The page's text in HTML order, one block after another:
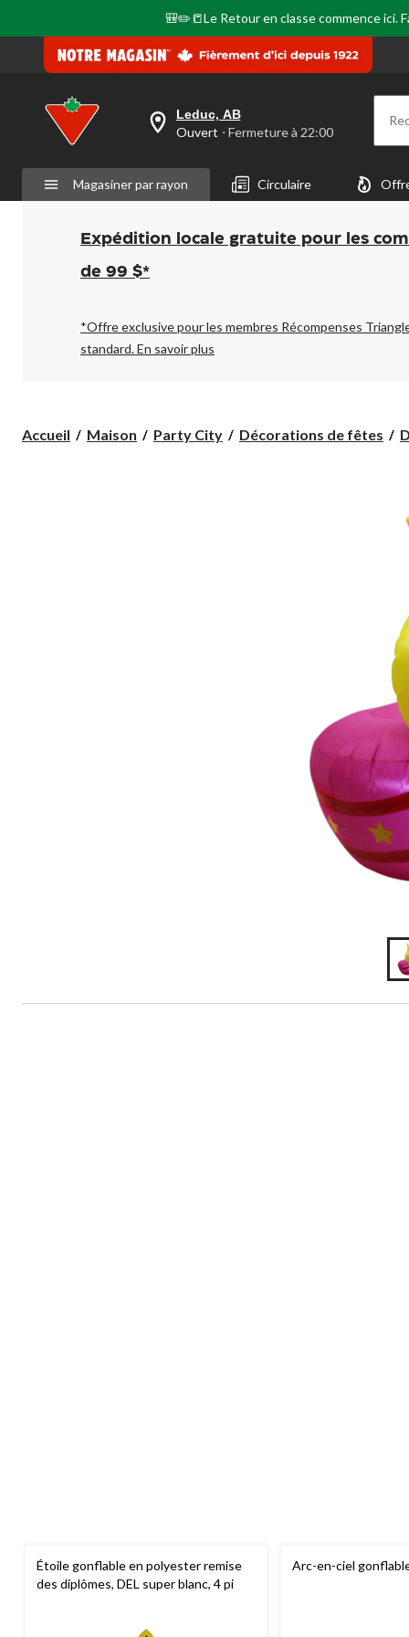
🎒✏️📒Le Retour en classe commence ici.
votre
est
Leduc,
AB,
Ouvert,
Fermeture
à
pour
changer
Leduc, AB
Ouvert ⋅ Fermeture à 22:00
Magasiner par rayon Circulaire
Expédition locale gratuite pour les
de 99 $*
*Offre exclusive pour les membres Récompenses
standard.En savoir plus
Accueil Maison Party City Décorations de fêtes
Étoile gonflable en polyester remise
des diplômes, DEL super blanc, 4 pi
Arc-en-ciel